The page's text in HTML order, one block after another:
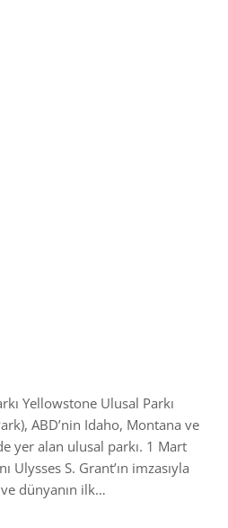
Yellowstone Ulusal Parkı
ABD’nin Idaho, Montana ve
yer alan ulusal parkı. 1 Mart
Ulysses S. Grant’ın imzasıyla
ve dünyanın ilk…